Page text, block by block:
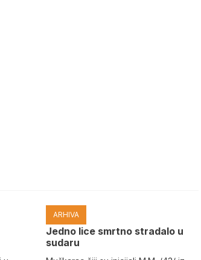
ARHIVA
Јedno lice smrtno stradalo u
sudaru